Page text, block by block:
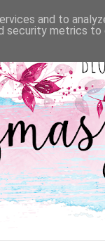
and to
security metrics